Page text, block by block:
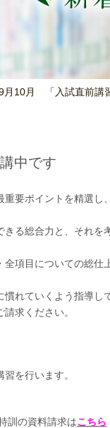
月10月 「入試直前講
中です
要ポイントを精選し
る総合力と、それを
項目についての総仕
れていくよう指導し
求ください。
を行います。
訓の資料請求はこちら